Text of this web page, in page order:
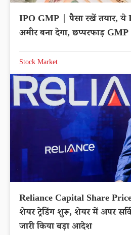
IPO GMP | पैसा रखें तयार, ये
अमीर बना देगा, छप्परफाड़ GMP
Stock Market
Reliance Capital Share
शेयर ट्रेडिंग शुरू, शेयर में अपर
जारी किया बड़ा आदेश